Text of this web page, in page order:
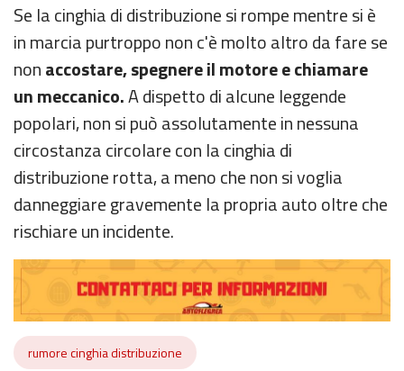
Se la cinghia di distribuzione si rompe mentre si è
in marcia purtroppo non c'è molto altro da fare se
nonaccostare, spegnere il motore e chiamare
un meccanico.A dispetto di alcune leggende
popolari, non si può assolutamente in nessuna
circostanza circolare con la cinghia di
distribuzione rotta, a meno che non si voglia
danneggiare gravemente la propria auto oltre che
rischiare un incidente.
rumore cinghia distribuzione